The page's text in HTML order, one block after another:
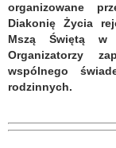
organizowane
Diakonię Życia
Mszą Świętą w
Organizatorzy
wspólnego
rodzinnych.